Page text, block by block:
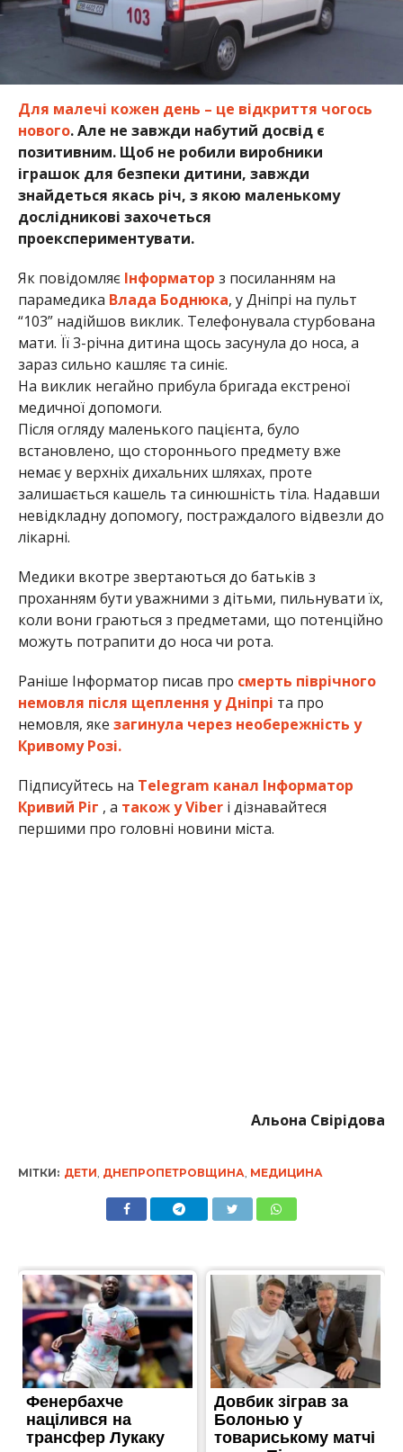
Для малечі кожен день – це відкриття чогось
нового. Але не завжди набутий досвід є
позитивним. Щоб не робили виробники
іграшок для безпеки дитини, завжди
знайдеться якась річ, з якою маленькому
дослідникові захочеться
проекспериментувати.
Як повідомляє Інформатор з посиланням на
парамедика Влада Боднюка, у Дніпрі на пульт
“103” надійшов виклик. Телефонувала стурбована
мати. Її 3-річна дитина щось засунула до носа, а
зараз сильно кашляє та синіє.
На виклик негайно прибула бригада екстреної
медичної допомоги.
Після огляду маленького пацієнта, було
встановлено, що стороннього предмету вже
немає у верхніх дихальних шляхах, проте
залишається кашель та синюшність тіла. Надавши
невідкладну допомогу, постраждалого відвезли до
лікарні.
Медики вкотре звертаються до батьків з
проханням бути уважними з дітьми, пильнувати їх,
коли вони граються з предметами, що потенційно
можуть потрапити до носа чи рота.
Раніше Інформатор писав про смерть піврічного
немовля після щеплення у Дніпрі та про
немовля, яке загинула через необережність у
Кривому Розі.
Підписуйтесь на Telegram канал Інформатор
Кривий Ріг , а також у Viberі дізнавайтеся
першими про головні новини міста.
Альона Свірідова
МІТКИ: ДЕТИ, ДНЕПРОПЕТРОВЩИНА, МЕДИЦИНА